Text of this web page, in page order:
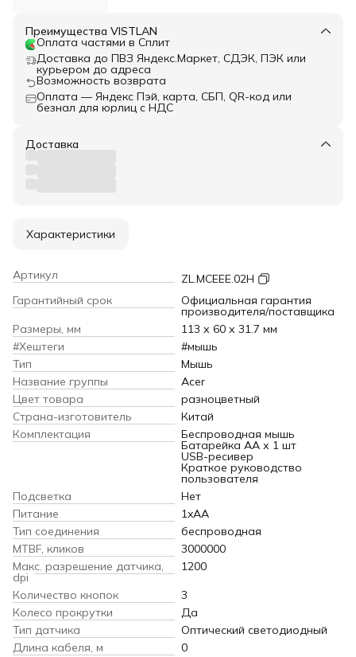
Преимущества VISTLAN
Оплата частями в Сплит
Доставка до ПВЗ Яндекс.Маркет, СДЭК, ПЭК или
курьером до адреса
Возможность возврата
Оплата — Яндекс Пэй, карта, СБП, QR-код или
безнал для юрлиц с НДС
Доставка
Характеристики
Артикул
ZL.MCEEE.02H
Гарантийный срок
Официальная гарантия
производителя/поставщика
Размеры, мм
113 х 60 х 31.7 мм
#Хештеги
#мышь
Тип
Мышь
Название группы
Acer
Цвет товара
разноцветный
Страна-изготовитель
Китай
Комплектация
Беспроводная мышь
Батарейка АА х 1 шт
USB-ресивер
Краткое руководство
пользователя
Подсветка
Нет
Питание
1xAA
Тип соединения
беспроводная
MTBF, кликов
3000000
Макс. разрешение датчика,
dpi
1200
Количество кнопок
3
Колесо прокрутки
Да
Тип датчика
Оптический светодиодный
Длина кабеля, м
0